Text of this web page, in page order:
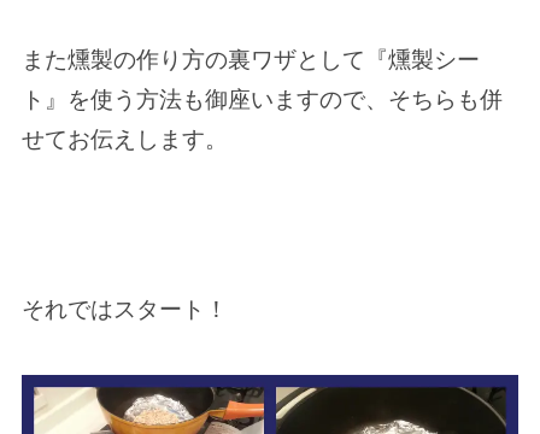
また燻製の作り方の裏ワザとして『燻製シー
ト』を使う方法も御座いますので、そちらも併
せてお伝えします。
それではスタート！